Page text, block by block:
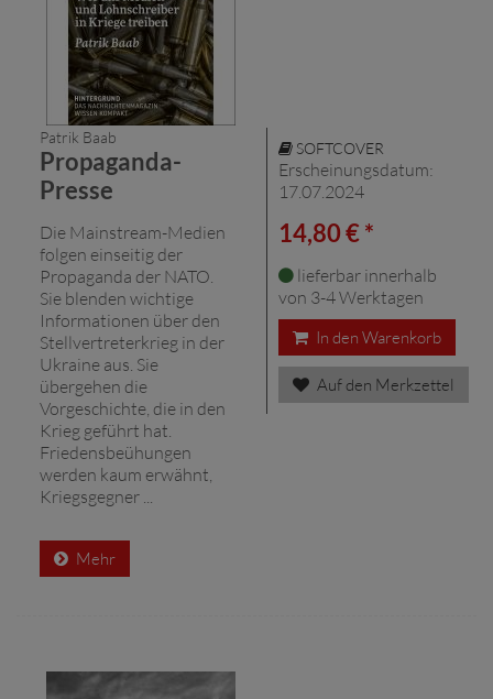
Patrik Baab
Propaganda-
Presse
Die Mainstream-Medien
folgen einseitig der
Propaganda der NATO.
Sie blenden wichtige
Informationen über den
Stellvertreterkrieg in der
Ukraine aus. Sie
übergehen die
Vorgeschichte, die in den
Krieg geführt hat.
Friedensbeühungen
werden kaum erwähnt,
Kriegsgegner ...
Mehr
SOFTCOVER
Erscheinungsdatum:
17.07.2024
14,80 € *
lieferbar innerhalb
von 3-4 Werktagen
In den Warenkorb
Auf den Merkzettel